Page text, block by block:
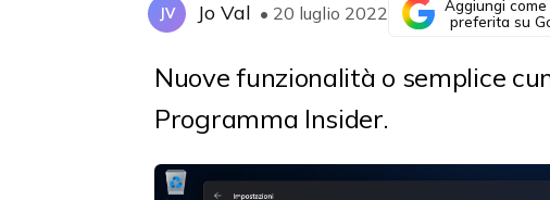
JV Jo Val • 20 luglio 2022
Aggiungi
preferita su
Nuove funzionalità o semplice
Programma Insider.